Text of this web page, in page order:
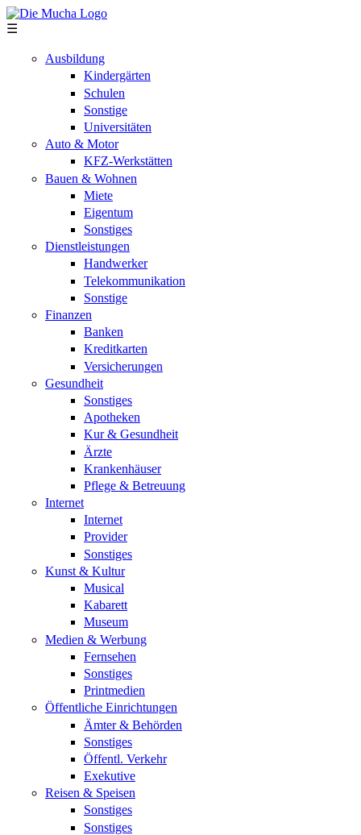
Direkt zum Inhalt
☰
Ausbildung
Kindergärten
Schulen
Sonstige
Universitäten
Auto & Motor
KFZ-Werkstätten
Bauen & Wohnen
Miete
Eigentum
Sonstiges
Dienstleistungen
Handwerker
Telekommunikation
Sonstige
Finanzen
Banken
Kreditkarten
Versicherungen
Gesundheit
Sonstiges
Apotheken
Kur & Gesundheit
Ärzte
Krankenhäuser
Pflege & Betreuung
Internet
Internet
Provider
Sonstiges
Kunst & Kultur
Musical
Kabarett
Museum
Medien & Werbung
Fernsehen
Sonstiges
Printmedien
Öffentliche Einrichtungen
Ämter & Behörden
Sonstiges
Öffentl. Verkehr
Exekutive
Reisen & Speisen
Sonstiges
Sonstiges